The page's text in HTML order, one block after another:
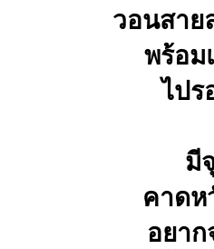
วอนสาย
พร้อม
ไปร
มี
คาดห
อยา